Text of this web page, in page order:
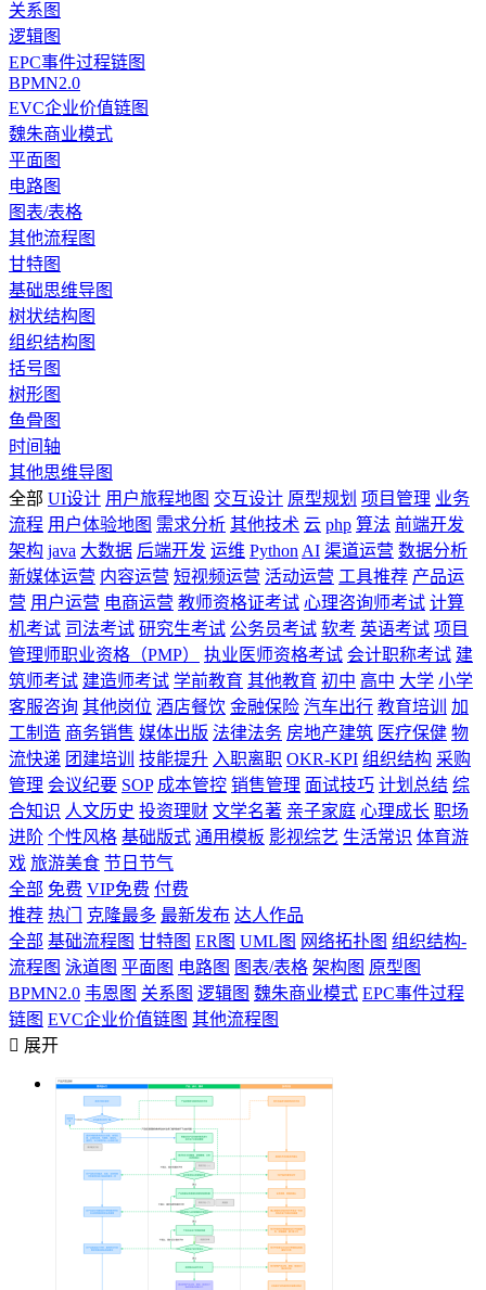
关系图
逻辑图
EPC事件过程链图
BPMN2.0
EVC企业价值链图
魏朱商业模式
平面图
电路图
图表/表格
其他流程图
甘特图
基础思维导图
树状结构图
组织结构图
括号图
树形图
鱼骨图
时间轴
其他思维导图
全部 UI设计 用户旅程地图 交互设计 原型规划 项目管理 业务
流程 用户体验地图 需求分析 其他技术 云 php 算法 前端开发
架构 java 大数据 后端开发 运维 Python AI 渠道运营 数据分析
新媒体运营 内容运营 短视频运营 活动运营 工具推荐 产品运
营 用户运营 电商运营 教师资格证考试 心理咨询师考试 计算
机考试 司法考试 研究生考试 公务员考试 软考 英语考试 项目
管理师职业资格（PMP）
执业医师资格考试 会计职称考试 建
筑师考试 建造师考试 学前教育 其他教育 初中 高中 大学 小学
客服咨询 其他岗位 酒店餐饮 金融保险 汽车出行 教育培训
加
工制造 商务销售 媒体出版 法律法务 房地产建筑 医疗保健 物
流快递 团建培训 技能提升 入职离职 OKR-KPI 组织结构 采购
管理 会议纪要 SOP 成本管控 销售管理 面试技巧 计划总结 综
合知识 人文历史 投资理财 文学名著 亲子家庭 心理成长 职场
进阶 个性风格 基础版式 通用模板 影视综艺 生活常识 体育游
戏 旅游美食 节日节气
全部 免费 VIP免费 付费
推荐 热门 克隆最多 最新发布 达人作品
全部 基础流程图 甘特图 ER图 UML图 网络拓扑图 组织结构-
流程图 泳道图 平面图 电路图 图表/表格 架构图 原型图
BPMN2.0 韦恩图 关系图 逻辑图 魏朱商业模式 EPC事件过程
链图 EVC企业价值链图 其他流程图
 展开